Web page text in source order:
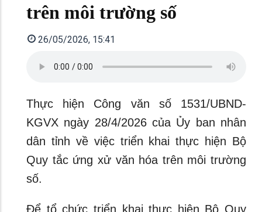
trên môi trường số
26/05/2026, 15:41
Thực hiện Công văn số 1531/UBND-
KGVX ngày 28/4/2026 của Ủy ban nhân
dân tỉnh về việc triển khai thực hiện Bộ
Quy tắc ứng xử văn hóa trên môi trường
số.
Để tổ chức triển khai thực hiện Bộ Quy